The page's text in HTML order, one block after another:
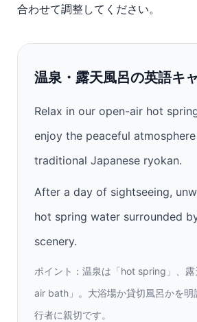
合わせて調整してください。
温泉・露天風呂の英語キ
Relax in our open-air hot
enjoy the peaceful
traditional Japanese ryokan.
After a day of sightseeing,
hot spring water surrounded
scenery.
ポイント：温泉は「hot spring」、
air bath」。大浴場か貸切風呂かを明
行者に親切です。